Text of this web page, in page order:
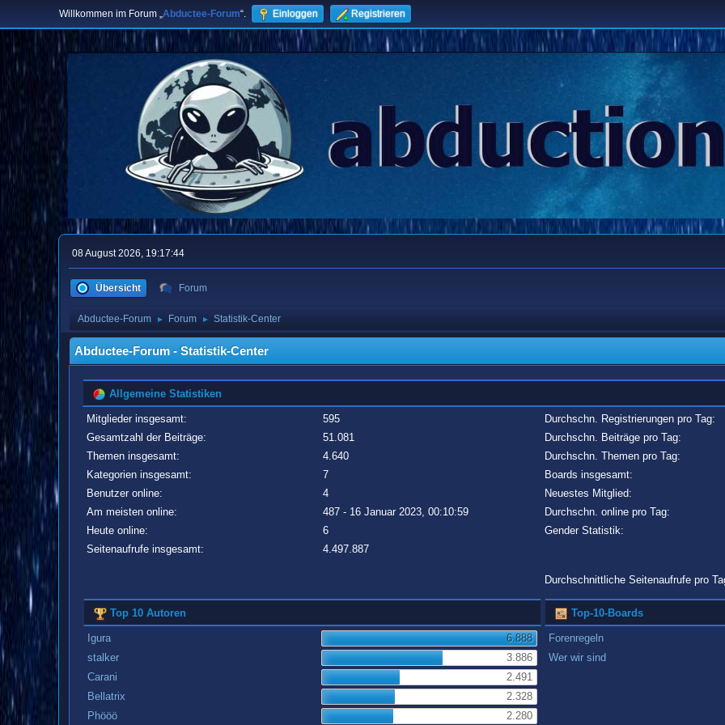
Willkommen im Forum „Abductee-Forum“. Einloggen Registrieren
08 August 2026, 19:17:44
Übersicht Forum
Abductee-Forum ► Forum ► Statistik-Center
Abductee-Forum - Statistik-Center
Allgemeine Statistiken
Mitglieder insgesamt:
595
Gesamtzahl der Beiträge:
51.081
Themen insgesamt:
4.640
Kategorien insgesamt:
7
Benutzer online:
4
Am meisten online:
487 - 16 Januar 2023, 00:10:59
Heute online:
6
Seitenaufrufe insgesamt:
4.497.887
Durchschn. Registrierungen pro Tag:
Durchschn. Beiträge pro Tag:
Durchschn. Themen pro Tag:
Boards insgesamt:
Neuestes Mitglied:
Durchschn. online pro Tag:
Gender Statistik:
Durchschnittliche Seitenaufrufe pro
Top 10 Autoren
Igura
6.888
stalker
3.886
Carani
2.491
Bellatrix
2.328
Phööö
2.280
Top-10-Boards
Forenregeln
Wer wir sind